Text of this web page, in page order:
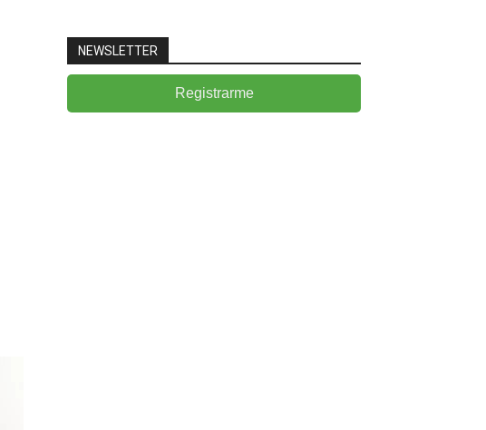
NEWSLETTER
Registrarme